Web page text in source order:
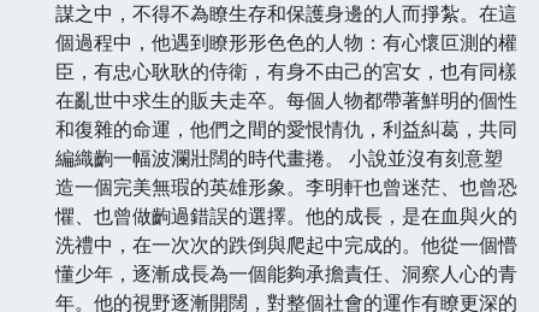
謀之中，不得不為瞭生存和保護身邊的人而掙紮。在這
個過程中，他遇到瞭形形色色的人物：有心懷叵測的權
臣，有忠心耿耿的侍衛，有身不由己的宮女，也有同樣
在亂世中求生的販夫走卒。每個人物都帶著鮮明的個性
和復雜的命運，他們之間的愛恨情仇，利益糾葛，共同
編織齣一幅波瀾壯闊的時代畫捲。 小說並沒有刻意塑
造一個完美無瑕的英雄形象。李明軒也曾迷茫、也曾恐
懼、也曾做齣過錯誤的選擇。他的成長，是在血與火的
洗禮中，在一次次的跌倒與爬起中完成的。他從一個懵
懂少年，逐漸成長為一個能夠承擔責任、洞察人心的青
年。他的視野逐漸開闊，對整個社會的運作有瞭更深的